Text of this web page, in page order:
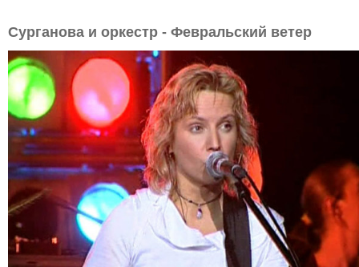
Сурганова и оркестр - Февральский ветер